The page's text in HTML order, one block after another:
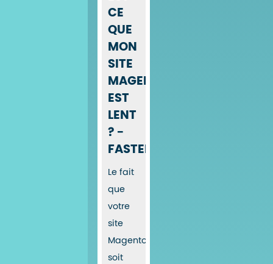
CE
QUE
MON
SITE
MAGENTO
EST
LENT
? -
FASTERIZE
Le fait
que
votre
site
Magento
soit